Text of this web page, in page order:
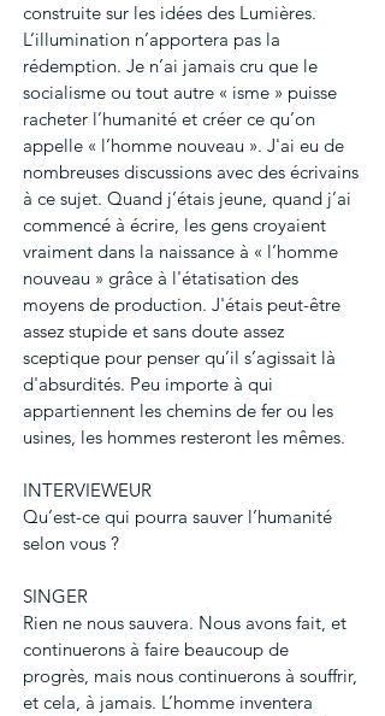
construite sur les idées des Lumières.
L’illumination n’apportera pas la
rédemption. Je n’ai jamais cru que le
socialisme ou tout autre « isme » puisse
racheter l’humanité et créer ce qu’on
appelle « l’homme nouveau ». J'ai eu de
nombreuses discussions avec des écrivains
à ce sujet. Quand j’étais jeune, quand j’ai
commencé à écrire, les gens croyaient
vraiment dans la naissance à « l’homme
nouveau » grâce à l'étatisation des
moyens de production. J'étais peut-être
assez stupide et sans doute assez
sceptique pour penser qu’il s’agissait là
d'absurdités. Peu importe à qui
appartiennent les chemins de fer ou les
usines, les hommes resteront les mêmes.
INTERVIEWEUR
Qu’est-ce qui pourra sauver l’humanité
selon vous ?
SINGER
Rien ne nous sauvera. Nous avons fait, et
continuerons à faire beaucoup de
progrès, mais nous continuerons à souffrir,
et cela, à jamais. L’homme inventera